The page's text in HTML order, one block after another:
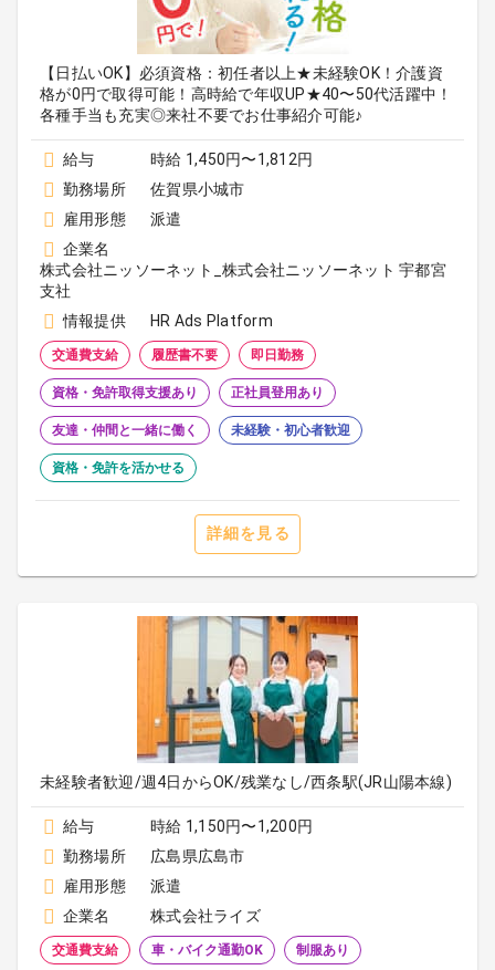
【日払いOK】必須資格：初任者以上★未経験OK！介護資
格が0円で取得可能！高時給で年収UP★40〜50代活躍中！
各種手当も充実◎来社不要でお仕事紹介可能♪
給与
時給 1,450円〜1,812円
勤務場所
佐賀県小城市
雇用形態
派遣
企業名
株式会社ニッソーネット_株式会社ニッソーネット 宇都宮
支社
情報提供
HR Ads Platform
交通費支給 履歴書不要 即日勤務
資格・免許取得支援あり 正社員登用あり
友達・仲間と一緒に働く 未経験・初心者歓迎
資格・免許を活かせる
詳細を見る
未経験者歓迎/週4日からOK/残業なし/西条駅(JR山陽本線)
給与
時給 1,150円〜1,200円
勤務場所
広島県広島市
雇用形態
派遣
企業名
株式会社ライズ
交通費支給 車・バイク通勤OK 制服あり